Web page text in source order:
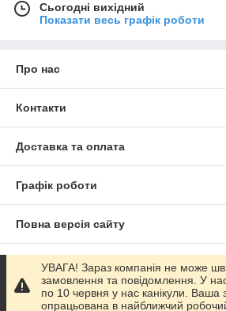
Сьогодні вихідний
Показати весь графік роботи
Про нас
Контакти
Доставка та оплата
Графік роботи
Повна версія сайту
Сайт створено на маркетплейсі
Політика конфіденційності
УВАГА! Зараз компанія не може
замовлення та повідомлення. У
по 10 червня у нас канікули. Ваша
опрацьована в найближчий